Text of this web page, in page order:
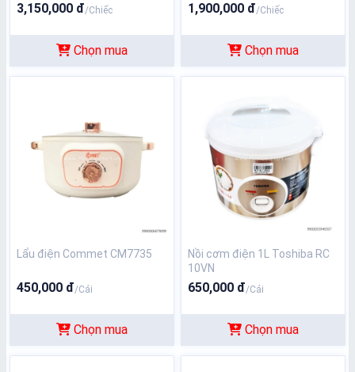
3,150,000 đ/Chiếc
Chọn mua
1,900,000 đ/Chiếc
Chọn mua
Lẩu điện Commet CM7735
450,000 đ/Cái
Chọn mua
Nồi cơm điện 1L Toshiba RC
10VN
650,000 đ/Cái
Chọn mua